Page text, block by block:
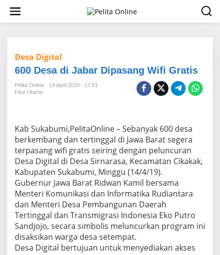
w
Desa Digital
600 Desa di Jabar Dipasang Wifi Gratis
Pelita Online
14 April 2019 - 17:51
Fitur Utama
Kab Sukabumi,PelitaOnline – Sebanyak 600 desa
berkembang dan tertinggal di Jawa Barat segera
terpasang wifi gratis seiring dengan peluncuran
Desa Digital di Desa Sirnarasa, Kecamatan Cikakak,
Kabupaten Sukabumi, Minggu (14/4/19).
Gubernur Jawa Barat Ridwan Kamil bersama
Menteri Komunikasi dan Informatika Rudiantara
dan Menteri Desa Pembangunan Daerah
Tertinggal dan Transmigrasi Indonesia Eko Putro
Sandjojo, secara simbolis meluncurkan program ini
disaksikan warga desa setempat.
Desa Digital bertujuan untuk menyediakan akses